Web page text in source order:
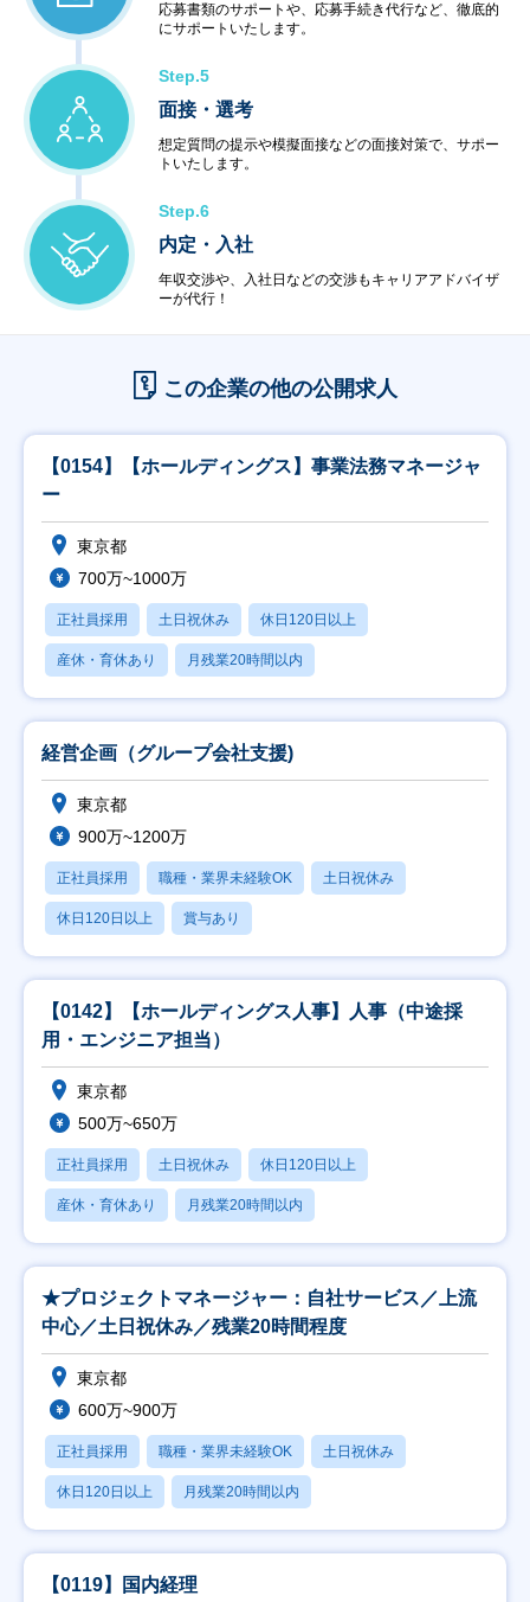
応募書類のサポートや、応募手続き代行など、徹底的
にサポートいたします。
Step.5
面接・選考
想定質問の提示や模擬面接などの面接対策で、サポー
トいたします。
Step.6
内定・入社
年収交渉や、入社日などの交渉もキャリアアドバイザ
ーが代行！
この企業の他の公開求人
【0154】【ホールディングス】事業法務マネージャ
ー
東京都
700万~1000万
正社員採用 土日祝休み 休日120日以上
産休・育休あり 月残業20時間以内
経営企画（グループ会社支援)
東京都
900万~1200万
正社員採用 職種・業界未経験OK 土日祝休み
休日120日以上 賞与あり
【0142】【ホールディングス人事】人事（中途採
用・エンジニア担当）
東京都
500万~650万
正社員採用 土日祝休み 休日120日以上
産休・育休あり 月残業20時間以内
★プロジェクトマネージャー：自社サービス／上流
中心／土日祝休み／残業20時間程度
東京都
600万~900万
正社員採用 職種・業界未経験OK 土日祝休み
休日120日以上 月残業20時間以内
【0119】国内経理